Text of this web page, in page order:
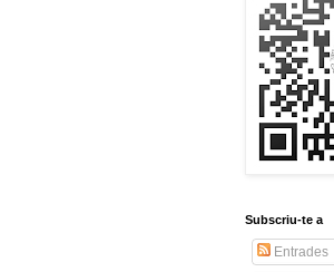
Subscriu-te a
Entrades